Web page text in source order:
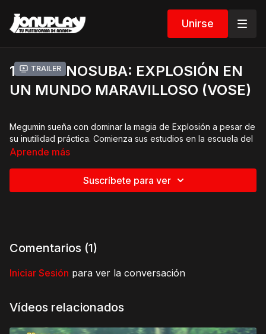
Unirse
Trailer
1 EP: KONOSUBA: EXPLOSIÓN EN
UN MUNDO MARAVILLOSO (VOSE)
Megumin sueña con dominar la magia de Explosión a pesar de
su inutilidad práctica. Comienza sus estudios en la escuela del
Clan de la Magia Carmesí, donde conoce a compañeros
Aprende más
Suscríbete para ver
Comentarios (1)
Iniciar Sesión para ver la conversación
Vídeos relacionados